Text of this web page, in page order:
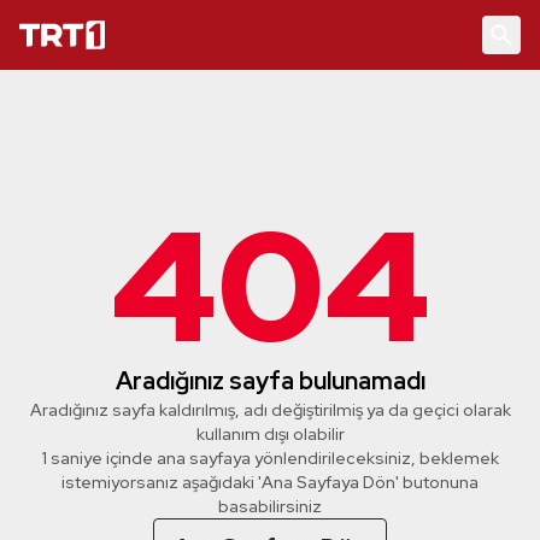
404
Aradığınız sayfa bulunamadı
Aradığınız sayfa kaldırılmış, adı değiştirilmiş ya da geçici olarak
kullanım dışı olabilir
1 saniye içinde ana sayfaya yönlendirileceksiniz, beklemek
istemiyorsanız aşağıdaki 'Ana Sayfaya Dön' butonuna
basabilirsiniz